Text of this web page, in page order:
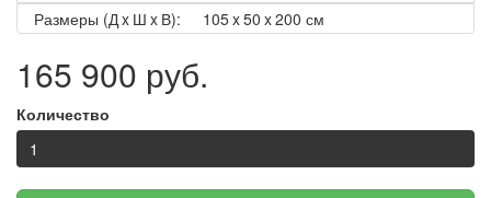
Размеры (Д x Ш x В):
105 x 50 x 200 см
165 900 руб.
Количество